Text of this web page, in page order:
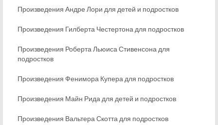
Произведения Андре Лори для детей и подростков
Произведения Гилберта Честертона для подростков
Произведения Роберта Льюиса Стивенсона для
подростков
Произведения Фенимора Купера для подростков
Произведения Майн Рида для детей и подростков
Произведения Вальтера Скотта для подростков